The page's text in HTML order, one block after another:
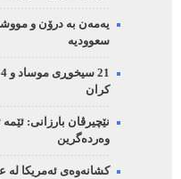
یەمەن بە درۆن و
سعوودیە
کران
نێچیرڤان بارزانی:
وەردەگرین
کشانەوەی ئەمریکا لە